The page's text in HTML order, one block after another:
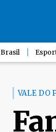
Brasil
VALE DO